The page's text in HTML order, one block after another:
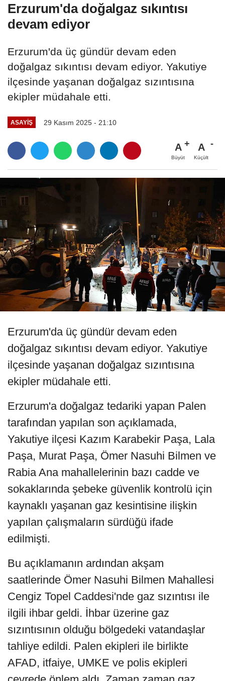
Erzurum'da doğalgaz sıkıntısı
devam ediyor
Erzurum'da üç gündür devam eden
doğalgaz sıkıntısı devam ediyor. Yakutiye
ilçesinde yaşanan doğalgaz sızıntısına
ekipler müdahale etti.
ASAYIŞ 29 Kasım 2025 - 21:10
A
Büyüt
A
Küçült
Erzurum'da üç gündür devam eden
doğalgaz sıkıntısı devam ediyor. Yakutiye
ilçesinde yaşanan doğalgaz sızıntısına
ekipler müdahale etti.
Erzurum'a doğalgaz tedariki yapan Palen
tarafından yapılan son açıklamada,
Yakutiye ilçesi Kazım Karabekir Paşa, Lala
Paşa, Murat Paşa, Ömer Nasuhi Bilmen ve
Rabia Ana mahallelerinin bazı cadde ve
sokaklarında şebeke güvenlik kontrolü için
kaynaklı yaşanan gaz kesintisine ilişkin
yapılan çalışmaların sürdüğü ifade
edilmişti.
Bu açıklamanın ardından akşam
saatlerinde Ömer Nasuhi Bilmen Mahallesi
Cengiz Topel Caddesi'nde gaz sızıntısı ile
ilgili ihbar geldi. İhbar üzerine gaz
sızıntısının olduğu bölgedeki vatandaşlar
tahliye edildi. Palen ekipleri ile birlikte
AFAD, itfaiye, UMKE ve polis ekipleri